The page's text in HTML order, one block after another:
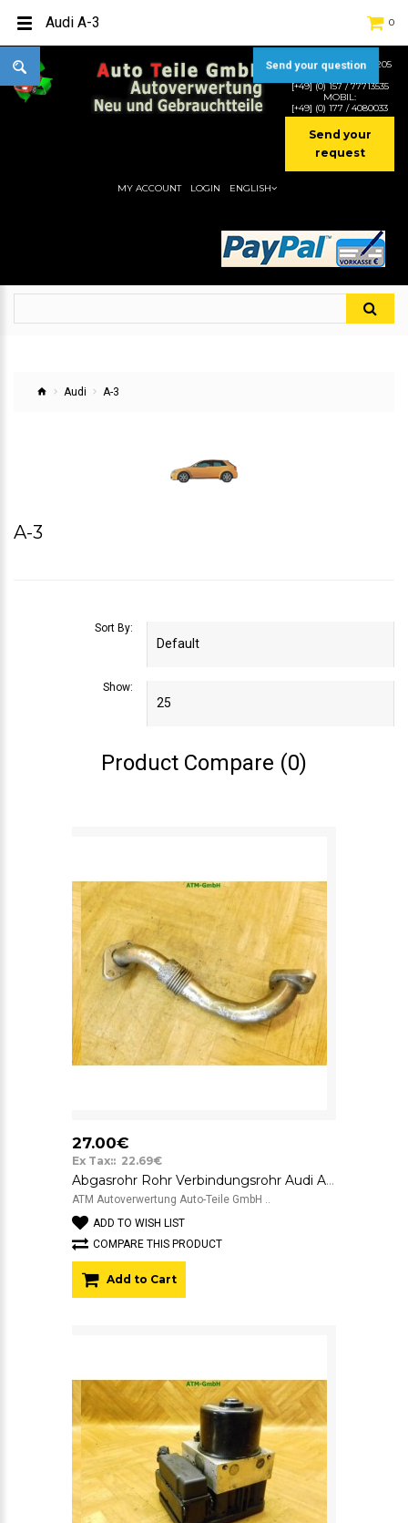
TEL:[+49] (0) 2232-5205
MOBIL:
[+49] (0) 157 / 77713535
MOBIL:
[+49] (0) 177 / 4080033
Send your
request
0
MY ACCOUNT LOGIN ENGLISH
Audi A-3
A-3
Sort By:
Show:
Product Compare (0)
27.00€
Ex Tax:: 22.69€
Abgasrohr Rohr Verbindungsrohr Audi A3 038131521J
ATM Autoverwertung Auto-Teile GmbH ..
ADD TO WISH LIST
COMPARE THIS PRODUCT
Add to Cart
Audi A-3
Send your question